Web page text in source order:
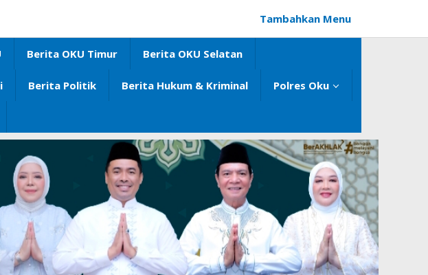
Tambahkan Menu
Berita OKU Timur Berita OKU Selatan
Berita Politik Berita Hukum & Kriminal Polres Oku